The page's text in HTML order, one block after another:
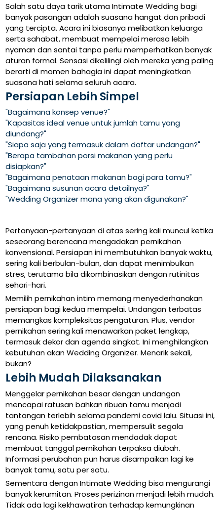
Salah satu daya tarik utama Intimate Wedding bagi
banyak pasangan adalah suasana hangat dan pribadi
yang tercipta. Acara ini biasanya melibatkan keluarga
serta sahabat, membuat mempelai merasa lebih
nyaman dan santai tanpa perlu memperhatikan banyak
aturan formal. Sensasi dikelilingi oleh mereka yang paling
berarti di momen bahagia ini dapat meningkatkan
suasana hati selama seluruh acara.
Persiapan Lebih Simpel
"Bagaimana konsep venue?"
"Kapasitas ideal venue untuk jumlah tamu yang
diundang?"
"Siapa saja yang termasuk dalam daftar undangan?"
"Berapa tambahan porsi makanan yang perlu
disiapkan?"
"Bagaimana penataan makanan bagi para tamu?"
"Bagaimana susunan acara detailnya?"
"Wedding Organizer mana yang akan digunakan?"
Pertanyaan-pertanyaan di atas sering kali muncul ketika
seseorang berencana mengadakan pernikahan
konvensional. Persiapan ini membutuhkan banyak waktu,
sering kali berbulan-bulan, dan dapat menimbulkan
stres, terutama bila dikombinasikan dengan rutinitas
sehari-hari.
Memilih pernikahan intim memang menyederhanakan
persiapan bagi kedua mempelai. Undangan terbatas
memangkas kompleksitas pengaturan. Plus, vendor
pernikahan sering kali menawarkan paket lengkap,
termasuk dekor dan agenda singkat. Ini menghilangkan
kebutuhan akan Wedding Organizer. Menarik sekali,
bukan?
Lebih Mudah Dilaksanakan
Menggelar pernikahan besar dengan undangan
mencapai ratusan bahkan ribuan tamu menjadi
tantangan terlebih selama pandemi covid lalu. Situasi ini,
yang penuh ketidakpastian, mempersulit segala
rencana. Risiko pembatasan mendadak dapat
membuat tanggal pernikahan terpaksa diubah.
Informasi perubahan pun harus disampaikan lagi ke
banyak tamu, satu per satu.
Sementara dengan Intimate Wedding bisa mengurangi
banyak kerumitan. Proses perizinan menjadi lebih mudah.
Tidak ada lagi kekhawatiran terhadap kemungkinan